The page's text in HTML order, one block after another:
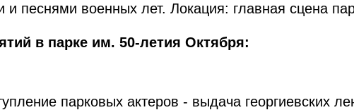
песнями военных лет. Локация: главная сцена
в парке им. 50-летия Октября:
парковых актеров - выдача георгиевских